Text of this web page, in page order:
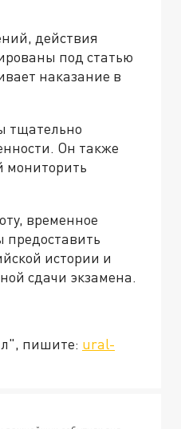
действия
под статью
наказание в
тщательно
Он также
мониторить
временное
истории и
сдачи экзамена.
пишите: ural-